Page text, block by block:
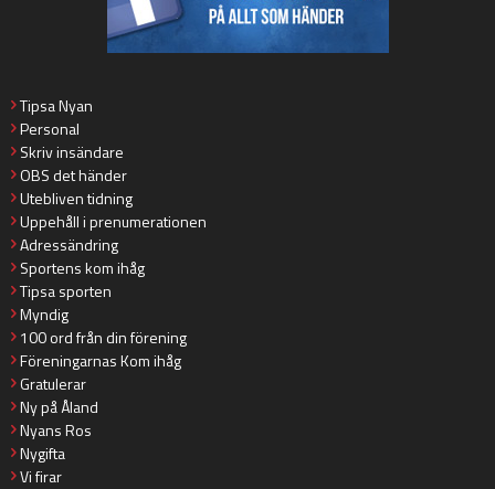
Tipsa Nyan
Personal
Skriv insändare
OBS det händer
Utebliven tidning
Uppehåll i prenumerationen
Adressändring
Sportens kom ihåg
Tipsa sporten
Myndig
100 ord från din förening
Föreningarnas Kom ihåg
Gratulerar
Ny på Åland
Nyans Ros
Nygifta
Vi firar